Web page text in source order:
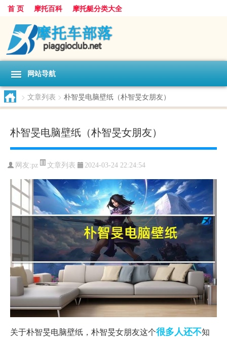
首 页 摩托百科 摩托艇分类大全
网站导航
> 文章列表 > 朴智旻电脑壁纸（朴智旻女朋友）
朴智旻电脑壁纸（朴智旻女朋友）
网友:pz 文章列表 2024-03-24 22:24:54
关于朴智旻电脑壁纸，朴智旻女朋友这个很多人还不知